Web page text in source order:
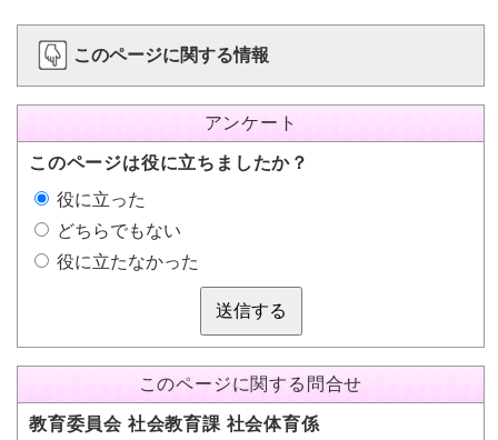
このページに関する情報
アンケート
このページは役に立ちましたか？
役に立った
どちらでもない
役に立たなかった
送信する
このページに関する問合せ
教育委員会 社会教育課 社会体育係